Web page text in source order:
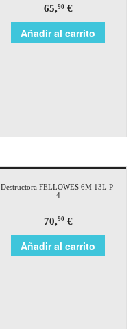
65,90€
Añadir al carrito
Destructora FELLOWES 6M 13L P-
4
70,90€
Añadir al carrito